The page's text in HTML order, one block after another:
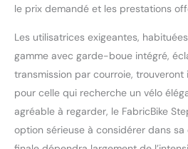
le prix demandé et les prestations
Les utilisatrices exigeantes,
gamme avec garde-boue intégré,
transmission par courroie, trouveront
pour celle qui recherche un vélo
agréable à regarder, le FabricBike
option sérieuse à considérer dans